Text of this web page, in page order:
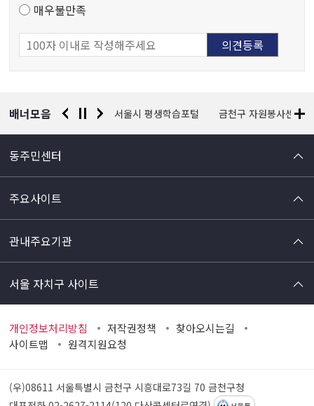
매우불만족
배너모음
찰청 유실물 통합포털 서울시 평생학습포털 금천구 자원봉사센터
동주민센터
주요사이트
관내주요기관
서울 자치구 사이트
개인정보처리방침 저작권정책
찾아오시는길
사이트맵
원격지원요청
(우)08611 서울특별시 금천구 시흥대로73길 70금천구청